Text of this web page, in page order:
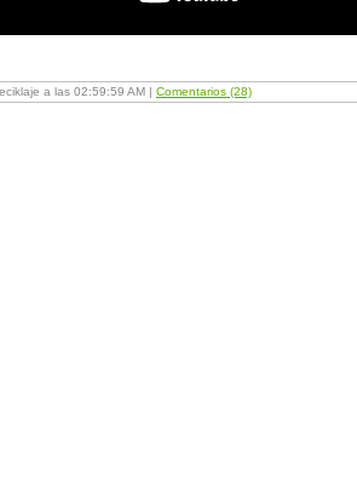
a las 02:59:59 AM | Comentarios (28)